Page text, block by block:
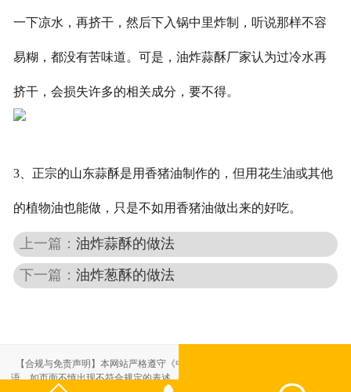
一下凉水，再挤干，然后下入锅中里炸制，听说那样不容
易糊，都没有苦味道。可是，油炸蒜酥厂家认为过冷水再
挤干，会损失许多的相关成分，要不得。
3、正宗的山东蒜酥是用香猪油制作的，但用花生油或其他
的植物油也能做，只是不如用香猪油做出来的好吃。
上一篇：油炸蒜酥的做法
下一篇：油炸葱酥的做法
【合规与免责声明】本网站严格遵守《中华人民共和国广告法》，尽力规范用
语。如页面不慎出现不符合规定的表述，敬请联系我们，将立即更正；相关内容